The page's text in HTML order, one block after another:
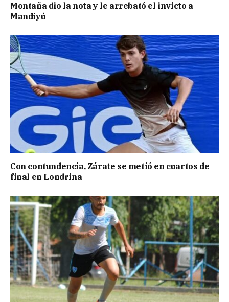
Montaña dio la nota y le arrebató el invicto a
Mandiyú
Con contundencia, Zárate se metió en cuartos de
final en Londrina